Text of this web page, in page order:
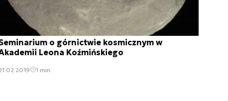
o górnictwie kosmicznym w
Leona Koźmińskiego
1 min.